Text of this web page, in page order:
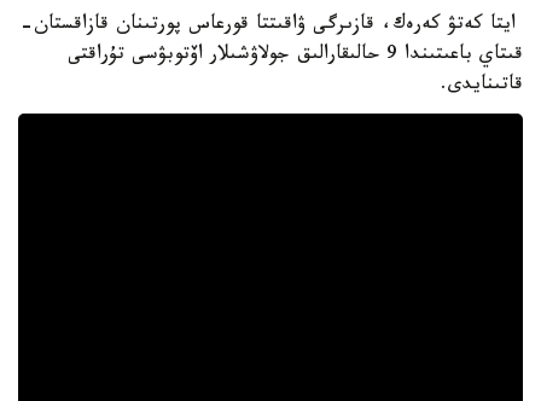
ايتا كەتۋ كەرەك، قازىرگى ۋاقىتتا قورعاس پورتىنان قازاقستان-
قىتاي باعىتىندا 9 حالىقارالىق جولاۋشىلار اۆتوبۋسى تۇراقتى
قاتىنايدى.